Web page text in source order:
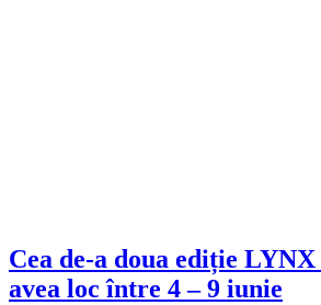
Cea de-a doua ediție
avea loc între 4 – 9 iunie